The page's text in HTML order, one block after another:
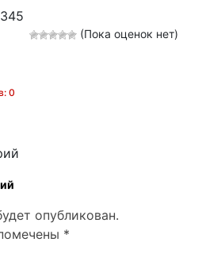
345
(Пока оценок нет)
0
опубликован.
*